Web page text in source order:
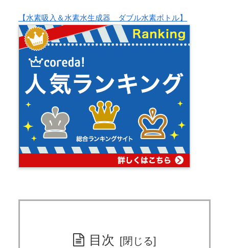
【水素吸入＆水素水生成器 ダブル水素ボトル】
目次